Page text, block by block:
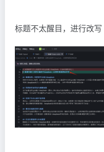
标题不太醒目，进行改写